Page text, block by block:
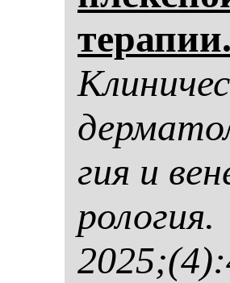
те­ра­пии.
гия и
ро­ло­гия.